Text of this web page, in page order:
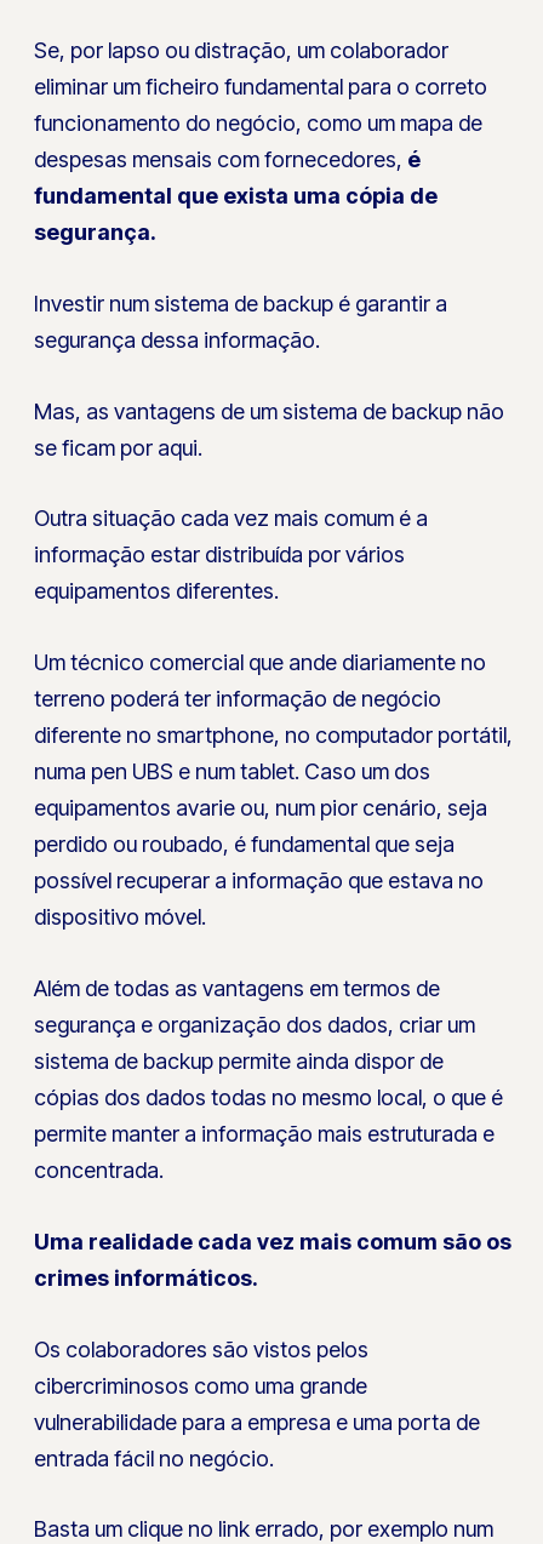
Se, por lapso ou distração, um colaborador
eliminar um ficheiro fundamental para o correto
funcionamento do negócio, como um mapa de
despesas mensais com fornecedores, é
fundamental que exista uma cópia de
segurança.
Investir num sistema de backup é garantir a
segurança dessa informação.
Mas, as vantagens de um sistema de backup não
se ficam por aqui.
Outra situação cada vez mais comum é a
informação estar distribuída por vários
equipamentos diferentes.
Um técnico comercial que ande diariamente no
terreno poderá ter informação de negócio
diferente no smartphone, no computador portátil,
numa pen UBS e num tablet. Caso um dos
equipamentos avarie ou, num pior cenário, seja
perdido ou roubado, é fundamental que seja
possível recuperar a informação que estava no
dispositivo móvel.
Além de todas as vantagens em termos de
segurança e organização dos dados, criar um
sistema de backup permite ainda dispor de
cópias dos dados todas no mesmo local, o que é
permite manter a informação mais estruturada e
concentrada.
Uma realidade cada vez mais comum são os
crimes informáticos.
Os colaboradores são vistos pelos
cibercriminosos como uma grande
vulnerabilidade para a empresa e uma porta de
entrada fácil no negócio.
Basta um clique no link errado, por exemplo num